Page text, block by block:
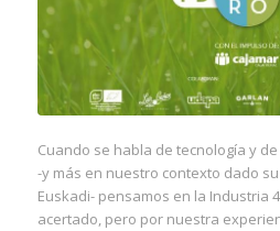
Cuando se habla de tecnología y
-y más en nuestro contexto dado
Euskadi- pensamos en la Industria
acertado, pero por nuestra